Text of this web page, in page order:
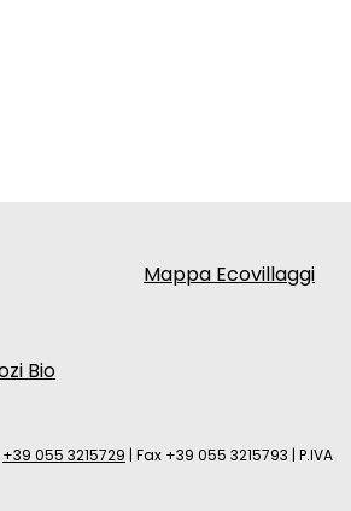
Bio
Mappa Ecovillaggi
+39 055 3215729 | Fax +39 055 3215793 | P.IVA